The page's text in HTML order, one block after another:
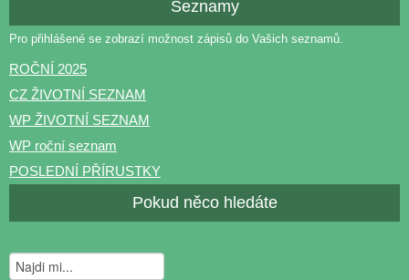
Seznamy
Pro přihlášené se zobrazí možnost zápisů do Vašich seznamů.
ROČNÍ 2025
CZ ŽIVOTNÍ SEZNAM
WP ŽIVOTNÍ SEZNAM
WP roční seznam
POSLEDNÍ PŘÍRUSTKY
Pokud něco hledáte